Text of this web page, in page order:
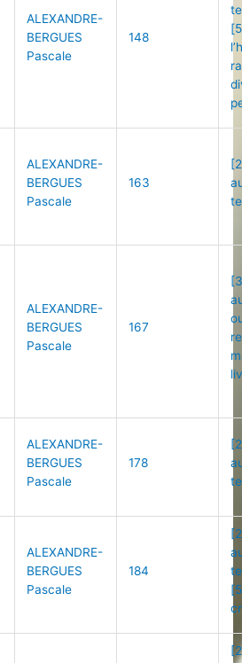
ALEXANDRE-
BERGUES
Pascale
148
ALEXANDRE-
BERGUES
Pascale
163
ALEXANDRE-
BERGUES
Pascale
167
ALEXANDRE-
BERGUES
Pascale
178
ALEXANDRE-
BERGUES
Pascale
184